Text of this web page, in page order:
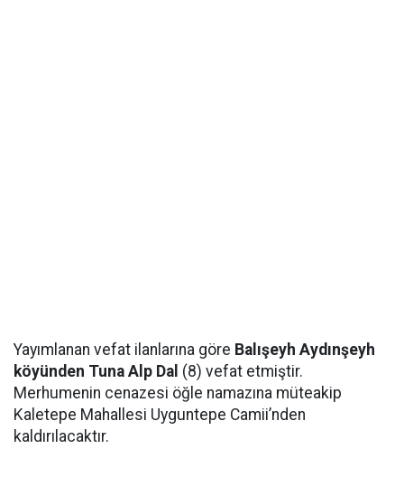
Yayımlanan vefat ilanlarına göre Balışeyh Aydınşeyh
köyünden Tuna Alp Dal (8) vefat etmiştir.
Merhumenin cenazesi öğle namazına müteakip
Kaletepe Mahallesi Uyguntepe Camii’nden
kaldırılacaktır.